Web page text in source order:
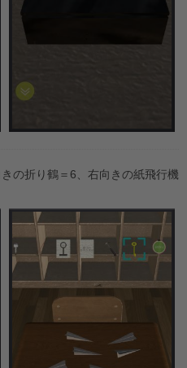
の折り鶴＝6、右向きの紙飛行機